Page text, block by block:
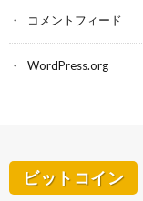
コメントフィード
WordPress.org
ビットコイン